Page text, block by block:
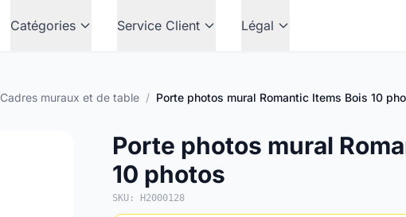
Catégories Service Client Légal
Cadres muraux et de table / Porte photos mural Romantic Items Bois 10
Porte photos mural
10 photos
SKU: H2000128